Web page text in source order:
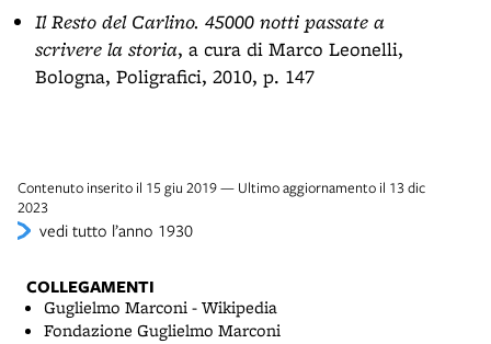
Il Resto del Carlino. 45000 notti passate a
scrivere la storia, a cura di Marco Leonelli,
Bologna, Poligrafici, 2010, p. 147
Contenuto inserito il 15 giu 2019 — Ultimo aggiornamento il 13 dic
2023
vedi tutto l’anno 1930
COLLEGAMENTI
Guglielmo Marconi - Wikipedia
Fondazione Guglielmo Marconi